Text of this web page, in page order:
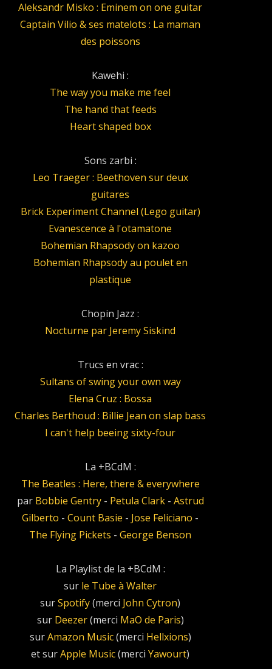
Aleksandr Misko : Eminem on one guitar
Captain Vilio & ses matelots : La maman
des poissons
Kawehi :
The way you make me feel
The hand that feeds
Heart shaped box
Sons zarbi :
Leo Traeger : Beethoven sur deux
guitares
Brick Experiment Channel (Lego guitar)
Evanescence à l'otamatone
Bohemian Rhapsody on kazoo
Bohemian Rhapsody au poulet en
plastique
Chopin Jazz :
Nocturne par Jeremy Siskind
Trucs en vrac :
Sultans of swing your own way
Elena Cruz : Bossa
Charles Berthoud : Billie Jean on slap bass
I can't help beeing sixty-four
La +BCdM :
The Beatles : Here, there & everywhere
par Bobbie Gentry- Petula Clark- Astrud
Gilberto -Count Basie - Jose Feliciano -
The Flying Pickets -George Benson
La Playlist de la +BCdM :
sur le Tube à Walter
surSpotify(merci John Cytron)
sur Deezer(merci MaO de Paris)
surAmazon Music(merci Hellxions)
et surApple Music(merciYawourt)